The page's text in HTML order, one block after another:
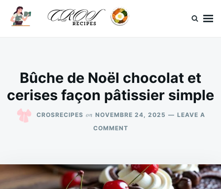
SkipSearch
for:
Bûche de Noël chocolat et
cerises façon pâtissier simple
CROSRECIPES on NOVEMBRE 24, 2025
LEAVE A
COMMENTON
CHOCOLAT
ET
CERISES